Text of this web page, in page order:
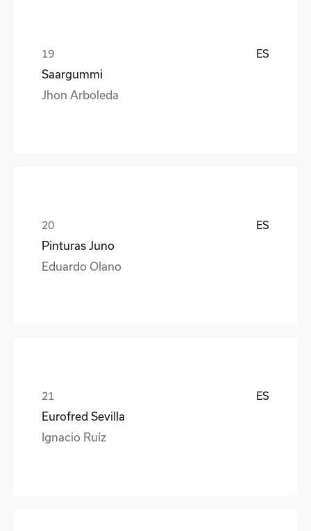
ES
Saargummi
Jhon Arboleda
ES
Pinturas Juno
Eduardo Olano
ES
Eurofred Sevilla
Ignacio Ruíz